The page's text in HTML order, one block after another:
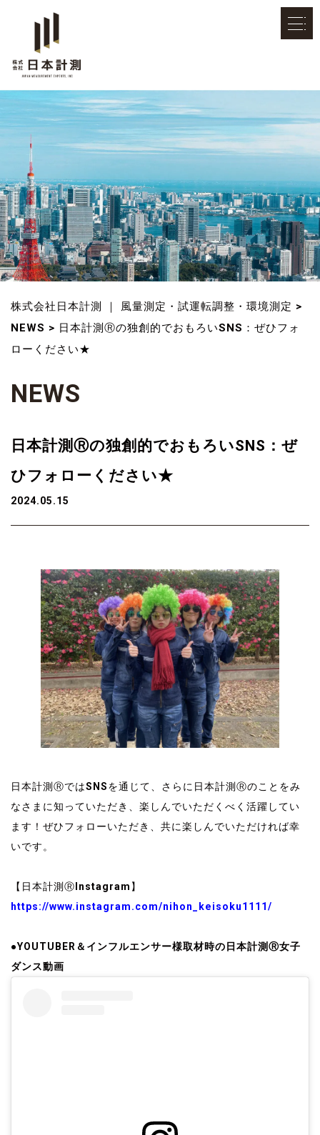
株式会社日本計測 ｜ 風量測定・試運転調整・環境測定 >
NEWS > 日本計測Ⓡの独創的でおもろいSNS：ぜひフォ
ローください★
NEWS
日本計測Ⓡの独創的でおもろいSNS：ぜ
ひフォローください★
2024.05.15
日本計測ⓇではSNSを通じて、さらに日本計測Ⓡのことをみ
なさまに知っていただき、楽しんでいただくべく活躍してい
ます！ぜひフォローいただき、共に楽しんでいただければ幸
いです。
【日本計測ⓇInstagram】
https://www.instagram.com/nihon_keisoku1111/
●YOUTUBER＆インフルエンサー様取材時の日本計測Ⓡ女子
ダンス動画